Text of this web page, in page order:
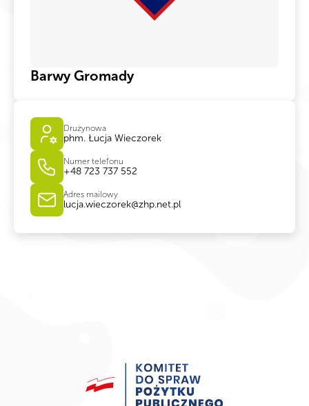
Barwy Gromady
Drużynowa
phm. Łucja Wieczorek
Numer telefonu
+48 723 737 552
Adres mailowy
lucja.wieczorek@zhp.net.pl